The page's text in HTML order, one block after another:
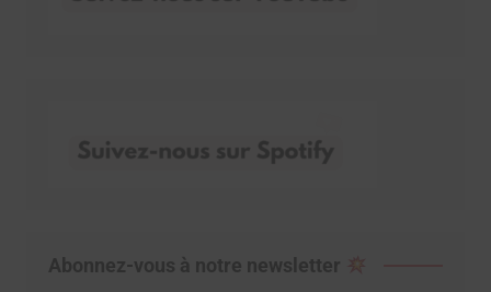
Abonnez-vous à notre newsletter